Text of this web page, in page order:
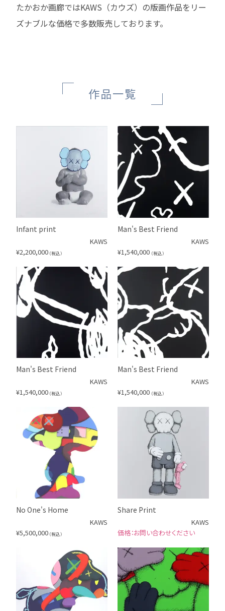
たかおか画廊ではKAWS（カウズ）の版画作品をリー
ズナブルな価格で多数販売しております。
作品一覧
Infant print
KAWS
¥2,200,000 （税込）
Man's Best Friend
KAWS
¥1,540,000 （税込）
Man's Best Friend
KAWS
¥1,540,000 （税込）
Man's Best Friend
KAWS
¥1,540,000 （税込）
No One's Home
KAWS
¥5,500,000 （税込）
Share Print
KAWS
お問い合わせください